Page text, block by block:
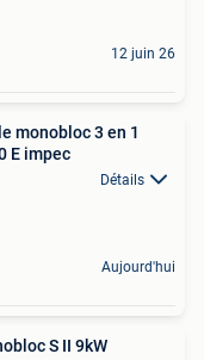
12 juin 26
1
TROTEC PAC 2010 E impec
Détails
Aujourd'hui
S II 9kW